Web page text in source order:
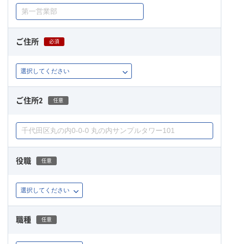
ご住所 必須
ご住所2 任意
役職 任意
職種 任意